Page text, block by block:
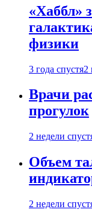
«Хаббл»
физики
3 года спустя2
Врачи
прогулок
2 недели
Объем
2 недели